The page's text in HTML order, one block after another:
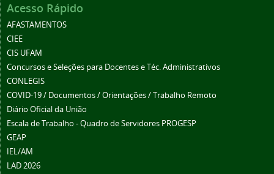
Acesso Rápido
AFASTAMENTOS
CIEE
CIS UFAM
Concursos e Seleções para Docentes e Téc. Administrativos
CONLEGIS
COVID-19 / Documentos / Orientações / Trabalho Remoto
Diário Oficial da União
Escala de Trabalho - Quadro de Servidores PROGESP
GEAP
IEL/AM
LAD 2026